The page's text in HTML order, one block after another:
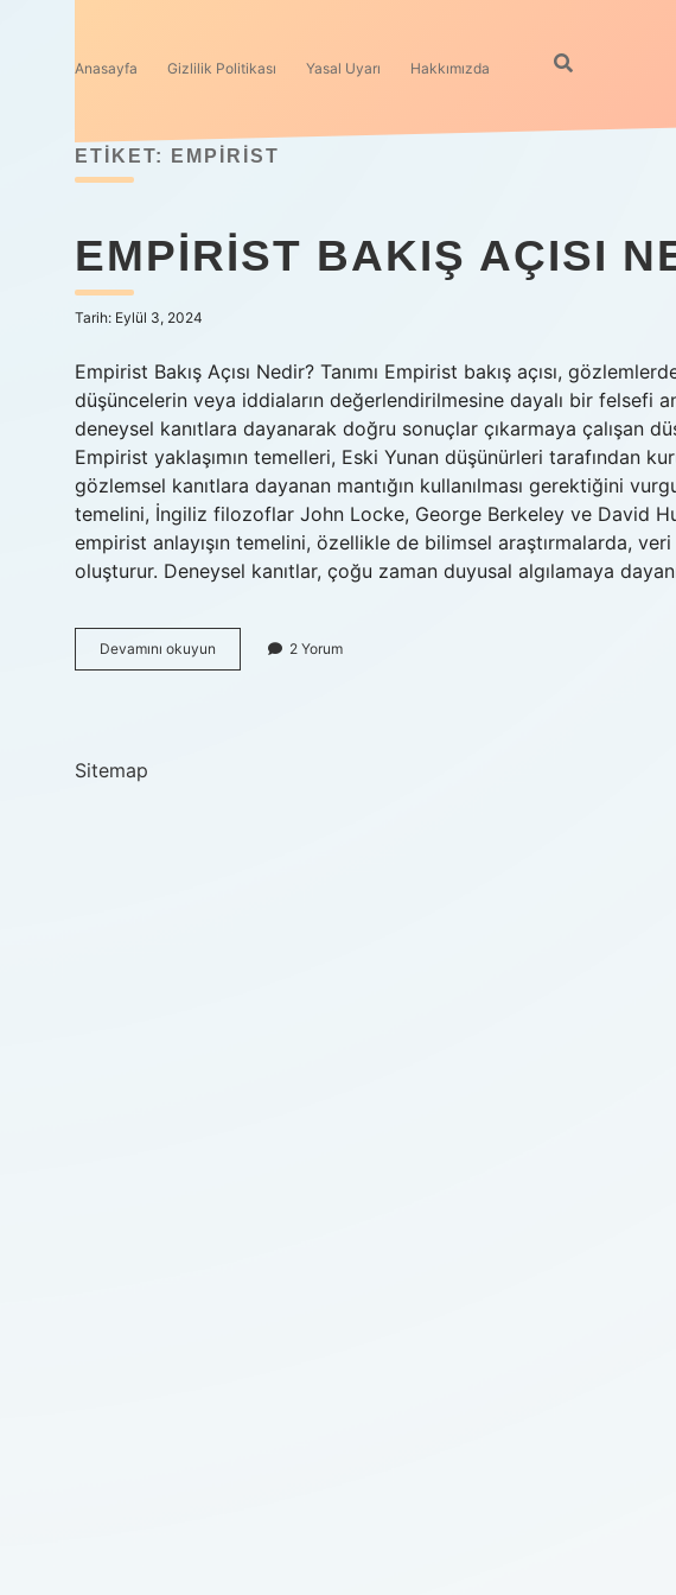
Anasayfa Gizlilik Politikası Yasal Uyarı Hakkımızda
ETIKET: EMPIRIST
EMPIRIST BAKIŞ AÇISI
Tarih: Eylül 3, 2024
Empirist Bakış Açısı Nedir? Tanımı Empirist bakış açısı,
düşüncelerin veya iddiaların değerlendirilmesine dayalı bir felsefi
deneysel kanıtlara dayanarak doğru sonuçlar çıkarmaya çalışan
Empirist yaklaşımın temelleri, Eski Yunan düşünürleri tarafından
gözlemsel kanıtlara dayanan mantığın kullanılması gerektiğini
temelini, İngiliz filozoflar John Locke, George Berkeley ve David
empirist anlayışın temelini, özellikle de bilimsel araştırmalarda,
oluşturur. Deneysel kanıtlar, çoğu zaman duyusal algılamaya
Devamını okuyun
bakış
2 Yorum
Sitemap